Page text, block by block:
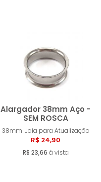
Alargador 38mm Aço -
SEM ROSCA
38mm Joia para Atualização
R$ 24,90
R$ 23,66 à vista